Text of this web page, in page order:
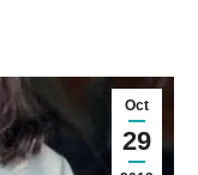
Oct
29